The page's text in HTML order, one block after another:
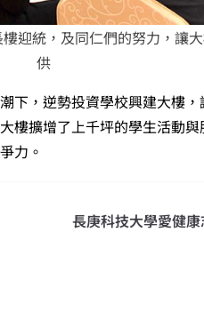
迎統，及同仁們的努力，讓
供
下，逆勢投資學校興建大樓
樓擴增了上千坪的學生活動
力。
長庚科技大學愛健